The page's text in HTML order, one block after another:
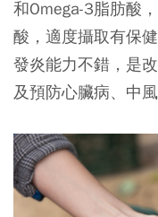
和Omega-3脂肪酸
酸，適度攝取有保
發炎能力不錯，是
及預防心臟病、中